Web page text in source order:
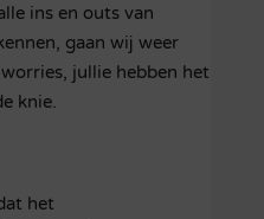
ins en outs van
gaan wij weer
jullie hebben het
knie.
het